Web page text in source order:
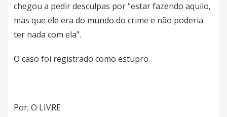
chegou a pedir desculpas por “estar fazendo aquilo,
mas que ele era do mundo do crime e não poderia
ter nada com ela”.
O caso foi registrado como estupro.
Por; O LIVRE